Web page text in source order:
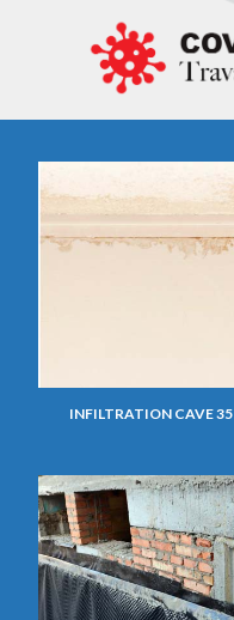
INFILTRATION CAVE 35